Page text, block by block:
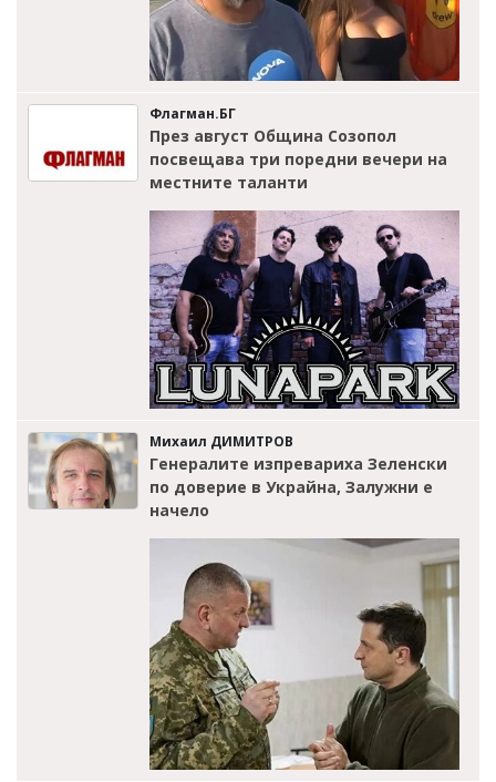
Флагман.БГ
През август Община Созопол
посвещава три поредни вечери на
местните таланти
Михаил ДИМИТРОВ
Генералите изпревариха Зеленски
по доверие в Украйна, Залужни е
начело